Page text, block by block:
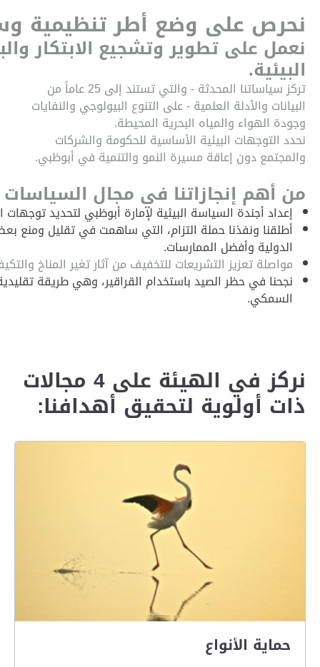
نحرص على وضع أطر تنظيمية
نعمل على تطوير وتشجيع الابتكار
البيئية.
تركز سياساتنا المحدثة - والتي تستند إلى 25 عاماً من
البيانات والأدلة العلمية - على التنوع البيولوجي والنفايات
وجودة الهواء والمياه البحرية المحيطة.
نحدد التوجهات البيئية الأساسية للحكومة والشركات
والمجتمع دون إعاقة مسيرة النمو والتنمية في أبوظبي.
من أهم إنجازاتنا في مجال
إعداد أجندة السياسة البيئية لإمارة أبوظبي لتحديد
أطلقنا ونفذنا حملة التزام، التي ساهمت في تقليل ومنع بعض
الدولية وأفضل الممارسات.
مواصلة تعزيز التشريعات للتخفيف من آثار تغير المناخ
نجحنا في حظر الصيد باستخدام القراقير، وهي طريقة
السمكي.
نركز في الهيئة على 4 مجالات
ذات أولوية لتحقيق أهدافنا:
حماية الأنواع